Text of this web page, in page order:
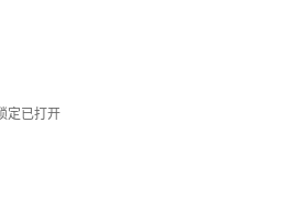
定已打开